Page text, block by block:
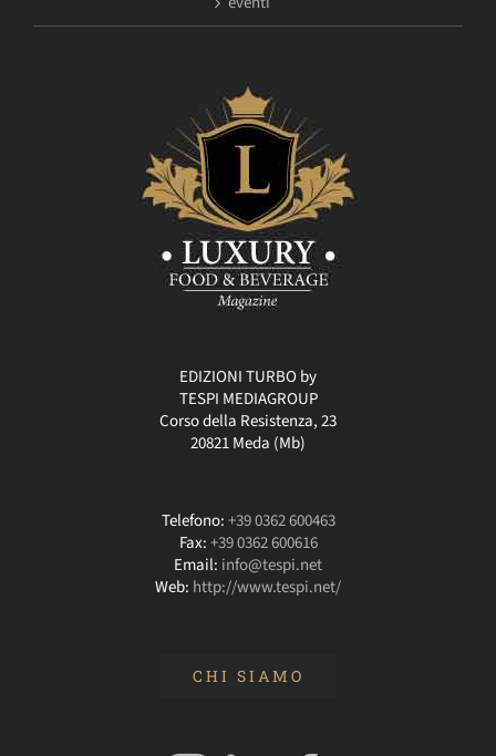
EDIZIONI TURBO by
TESPI MEDIAGROUP
Corso della Resistenza, 23
20821 Meda (Mb)
Telefono:+39 0362 600463
Fax:+39 0362 600616
Email: info@tespi.net
Web: http://www.tespi.net/
CHI SIAMO